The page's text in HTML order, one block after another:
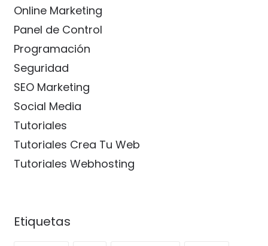
Online Marketing
Panel de Control
Programación
Seguridad
SEO Marketing
Social Media
Tutoriales
Tutoriales Crea Tu Web
Tutoriales Webhosting
Etiquetas